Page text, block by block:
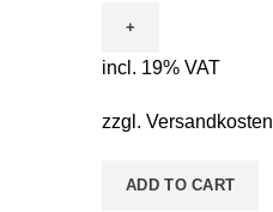
incl. 19% VAT
zzgl. Versandkosten
ADD TO CART